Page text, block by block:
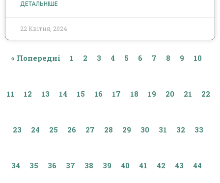
ДЕТАЛЬНІШЕ
22 Квітня, 2024
« Попередні 1 2 3 4 5 6 7 8 9 10
11 12 13 14 15 16 17 18 19 20 21 22
23 24 25 26 27 28 29 30 31 32 33
34 35 36 37 38 39 40 41 42 43 44